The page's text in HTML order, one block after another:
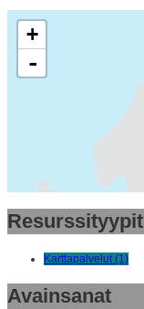
+
-
Resurssityypit
Karttapalvelut (1)
Avainsanat